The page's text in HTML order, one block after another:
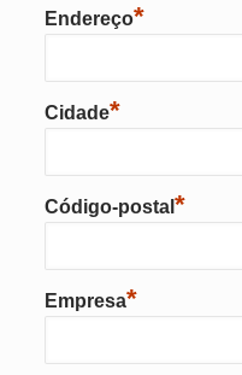
Endereço*
Cidade*
Código-postal *
Empresa*